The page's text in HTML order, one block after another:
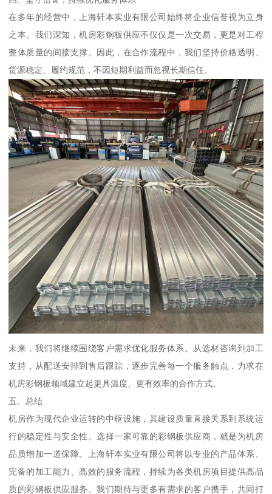
在多年的经营中，上海轩本实业有限公司始终将企业信誉视为立身
之本。我们深知，机房彩钢板供应不仅仅是一次交易，更是对工程
整体质量的间接支撑。因此，在合作流程中，我们坚持价格透明、
货源稳定、履约规范，不因短期利益而忽视长期信任。
未来，我们将继续围绕客户需求优化服务体系。从选材咨询到加工
支持，从配送安排到售后跟踪，逐步完善每一个服务触点，力求在
机房彩钢板领域建立起更具温度、更有效率的合作方式。
五、总结
机房作为现代企业运转的中枢设施，其建设质量直接关系到系统运
行的稳定性与安全性。选择一家可靠的彩钢板供应商，就是为机房
品质增加一道保障。上海轩本实业有限公司将以专业的产品体系、
完备的加工能力、高效的服务流程，持续为各类机房项目提供高品
质的彩钢板供应服务。我们期待与更多有需求的客户携手，共同打